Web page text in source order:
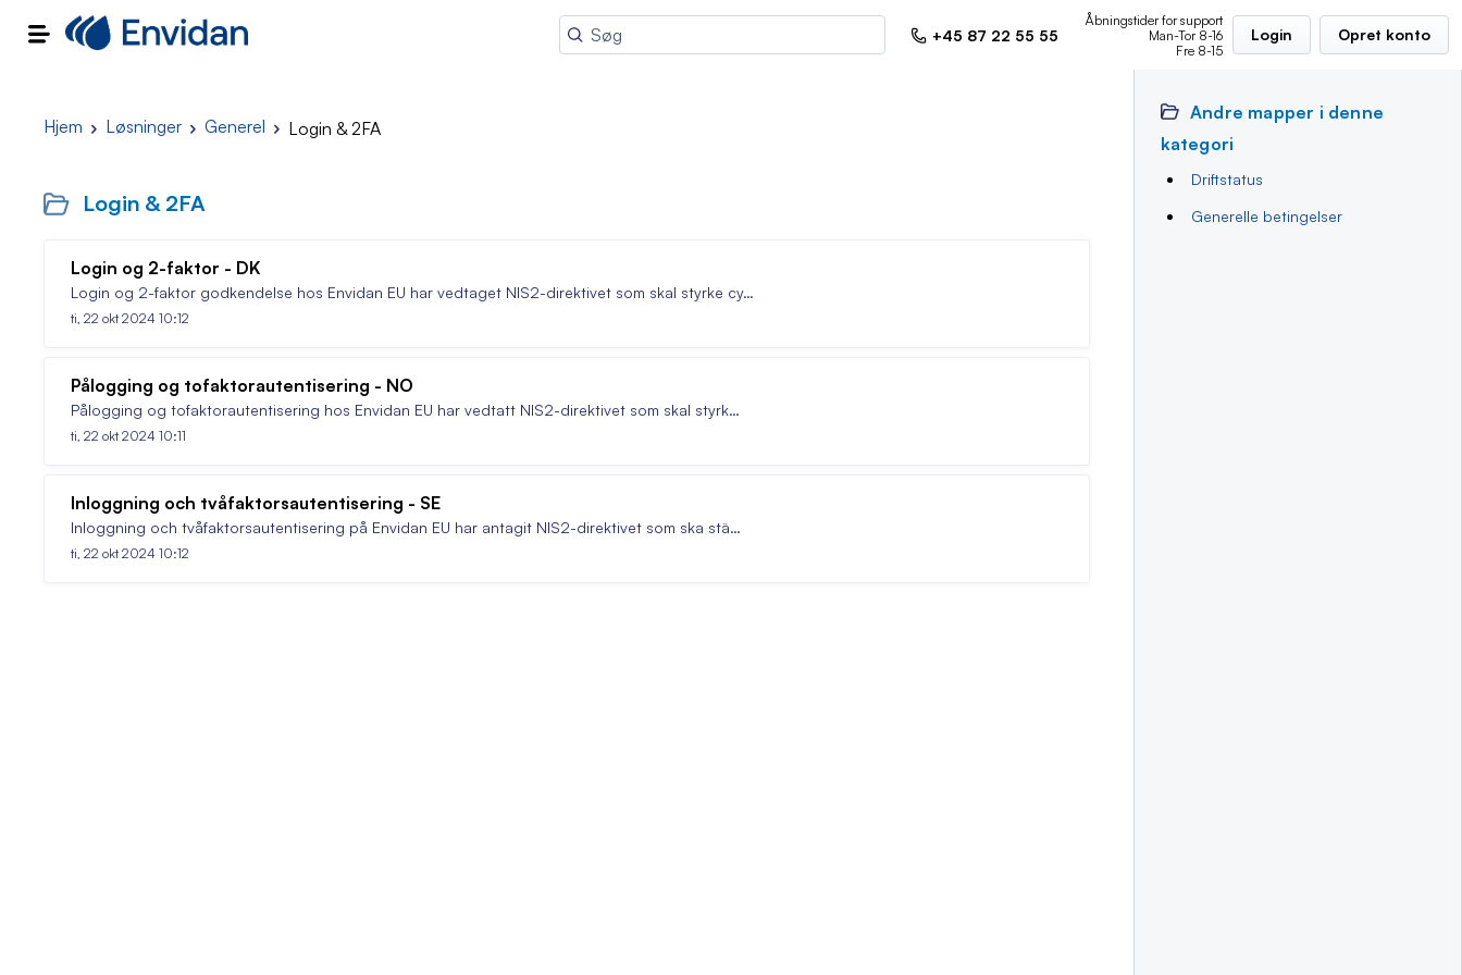
+45 87 22 55 55
Åbningstider for support
Man-Tor 8-16
Fre 8-15
Login Opret konto
Hjem Løsninger Generel Login & 2FA
Login & 2FA
Login og 2-faktor - DK
Login og 2-faktor godkendelse hos Envidan EU har vedtaget NIS2-direktivet som skal styrke cy…
ti, 22 okt 2024 10:12
Pålogging og tofaktorautentisering - NO
Pålogging og tofaktorautentisering hos Envidan EU har vedtatt NIS2-direktivet som skal styrk…
ti, 22 okt 2024 10:11
Inloggning och tvåfaktorsautentisering - SE
Inloggning och tvåfaktorsautentisering på Envidan EU har antagit NIS2-direktivet som ska stä…
ti, 22 okt 2024 10:12
Andre mapper i denne
kategori
Driftstatus
Generelle betingelser